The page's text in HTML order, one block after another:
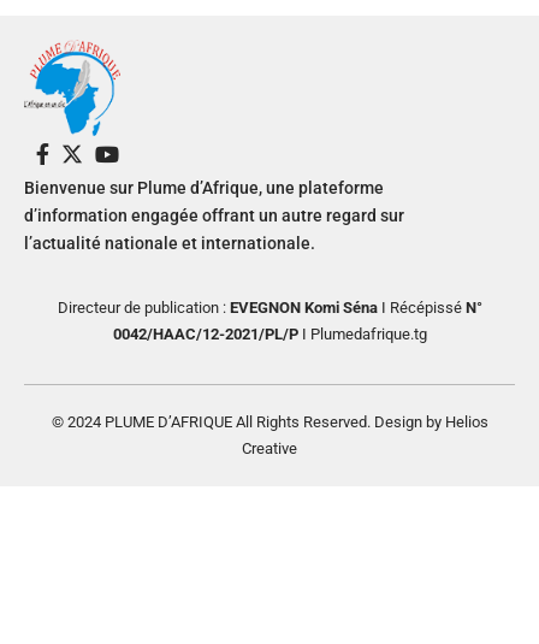
Bienvenue sur Plume d’Afrique, une plateforme
d’information engagée offrant un autre regard sur
l’actualité nationale et internationale.
Directeur de publication : EVEGNON Komi SénaI RécépisséN°
0042/HAAC/12-2021/PL/PI Plumedafrique.tg
© 2024 PLUME D’AFRIQUE All Rights Reserved. Design by Helios
Creative